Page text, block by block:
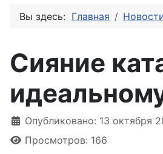
Вы здесь: Главная
Сияние
Информация о материале
Опубликовано: 13 октября
Просмотров: 166